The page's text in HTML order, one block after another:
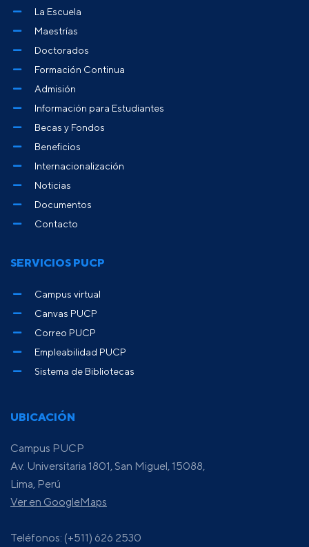
UBICACIÓN
Campus PUCP
Av. Universitaria 1801, San Miguel, 15088,
Lima, Perú
Ver en GoogleMaps
Teléfonos: (+511) 626 2530
La Escuela
Maestrías
Doctorados
Formación Continua
Admisión
Información para Estudiantes
Becas y Fondos
Beneficios
Internacionalización
Noticias
Documentos
Contacto
SERVICIOS PUCP
Campus virtual
Canvas PUCP
Correo PUCP
Empleabilidad PUCP
Sistema de Bibliotecas